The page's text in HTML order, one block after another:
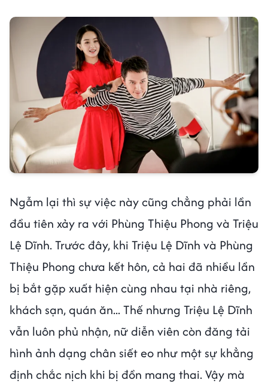
Ngẫm lại thì sự việc này cũng chẳng phải lần
đầu tiên xảy ra với Phùng Thiệu Phong và Triệu
Lệ Dĩnh. Trước đây, khi Triệu Lệ Dĩnh và Phùng
Thiệu Phong chưa kết hôn, cả hai đã nhiều lần
bị bắt gặp xuất hiện cùng nhau tại nhà riêng,
khách sạn, quán ăn... Thế nhưng Triệu Lệ Dĩnh
vẫn luôn phủ nhận, nữ diễn viên còn đăng tải
hình ảnh dạng chân siết eo như một sự khẳng
định chắc nịch khi bị đồn mang thai. Vậy mà